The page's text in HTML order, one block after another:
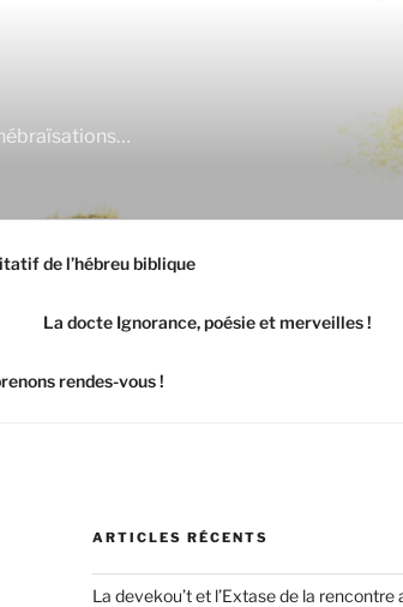
de l’hébreu biblique
La docte Ignorance, poésie et merveilles !
rendes-vous !
ARTICLES RÉCENTS
La devekou’t et l’Extase de la rencontre